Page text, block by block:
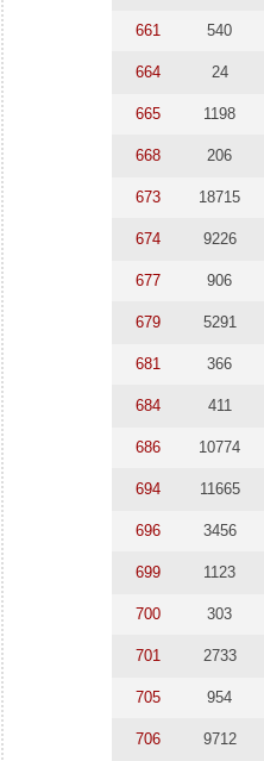
661 540
664 24
665 1198
668 206
673 18715
674 9226
677 906
679 5291
681 366
684 411
686 10774
694 11665
696 3456
699 1123
700 303
701 2733
705 954
706 9712